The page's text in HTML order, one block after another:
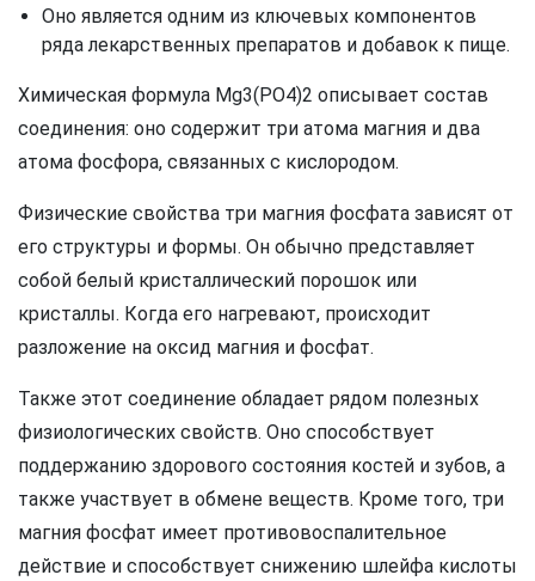
Оно является одним из ключевых компонентов
ряда лекарственных препаратов и добавок к пище.
Химическая формула Mg3(PO4)2 описывает состав
соединения: оно содержит три атома магния и два
атома фосфора, связанных с кислородом.
Физические свойства три магния фосфата зависят от
его структуры и формы. Он обычно представляет
собой белый кристаллический порошок или
кристаллы. Когда его нагревают, происходит
разложение на оксид магния и фосфат.
Также этот соединение обладает рядом полезных
физиологических свойств. Оно способствует
поддержанию здорового состояния костей и зубов, а
также участвует в обмене веществ. Кроме того, три
магния фосфат имеет противовоспалительное
действие и способствует снижению шлейфа кислоты